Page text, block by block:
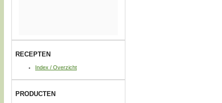
RECEPTEN
Index / Overzicht
PRODUCTEN